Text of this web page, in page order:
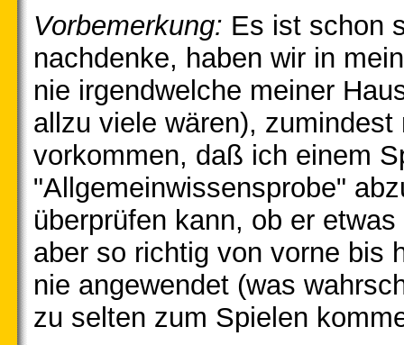
Vorbemerkung: Es ist schon
nachdenke, haben wir in
nie irgendwelche meiner
allzu viele wären),
vorkommen, daß ich einem
"Allgemeinwissensprobe"
überprüfen kann, ob er
aber so richtig von vorne bis
nie angewendet (was
zu selten zum Spielen